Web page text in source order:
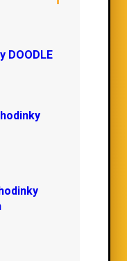
DOODLE